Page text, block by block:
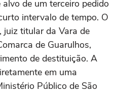
de um terceiro pedido
intervalo de tempo. O
juiz titular da Vara de
de Guarulhos,
de destituição. A
em uma
Público de São